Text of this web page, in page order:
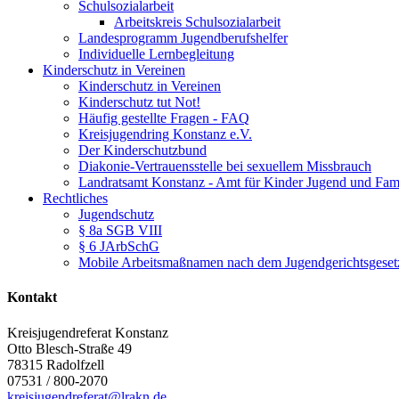
Schulsozialarbeit
Arbeitskreis Schulsozialarbeit
Landesprogramm Jugendberufshelfer
Individuelle Lernbegleitung
Kinderschutz in Vereinen
Kinderschutz in Vereinen
Kinderschutz tut Not!
Häufig gestellte Fragen - FAQ
Kreisjugendring Konstanz e.V.
Der Kinderschutzbund
Diakonie-Vertrauensstelle bei sexuellem Missbrauch
Landratsamt Konstanz - Amt für Kinder Jugend und
Rechtliches
Jugendschutz
§ 8a SGB VIII
§ 6 JArbSchG
Mobile Arbeitsmaßnamen nach dem
Kontakt
Kreisjugendreferat Konstanz
Otto Blesch-Straße 49
78315 Radolfzell
07531 / 800-2070